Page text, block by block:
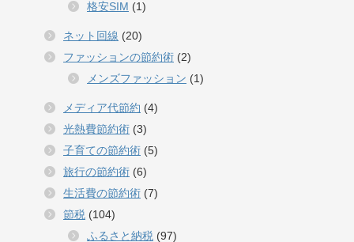
格安SIM (1)
ネット回線 (20)
ファッションの節約術 (2)
メンズファッション (1)
メディア代節約 (4)
光熱費節約術 (3)
子育ての節約術 (5)
旅行の節約術 (6)
生活費の節約術 (7)
節税 (104)
ふるさと納税 (97)